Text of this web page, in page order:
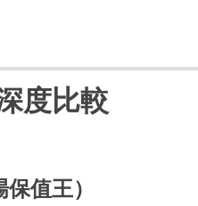
度比較
值王）